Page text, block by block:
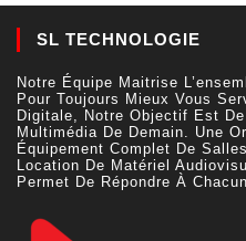
SL TECHNOLOGIE
Notre Équipe Maitrise
Pour Toujours Mieux Vous
Digitale, Notre Objectif Est
Multimédia De Demain. Une
Équipement Complet De
Location De Matériel
Permet De Répondre À